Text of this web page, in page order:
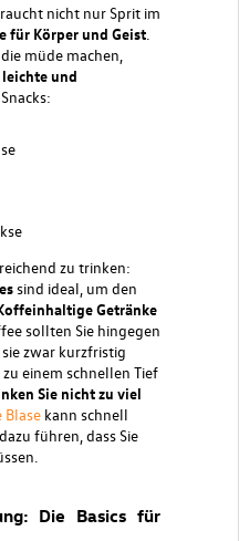
nicht nur Sprit im
für Körper und Geist.
müde machen,
leichte und
zu trinken:
sind ideal, um den
Getränke
sollten Sie hingegen
zwar kurzfristig
einem schnellen Tief
Sie nicht zu viel
kann schnell
führen, dass Sie
Die Basics für